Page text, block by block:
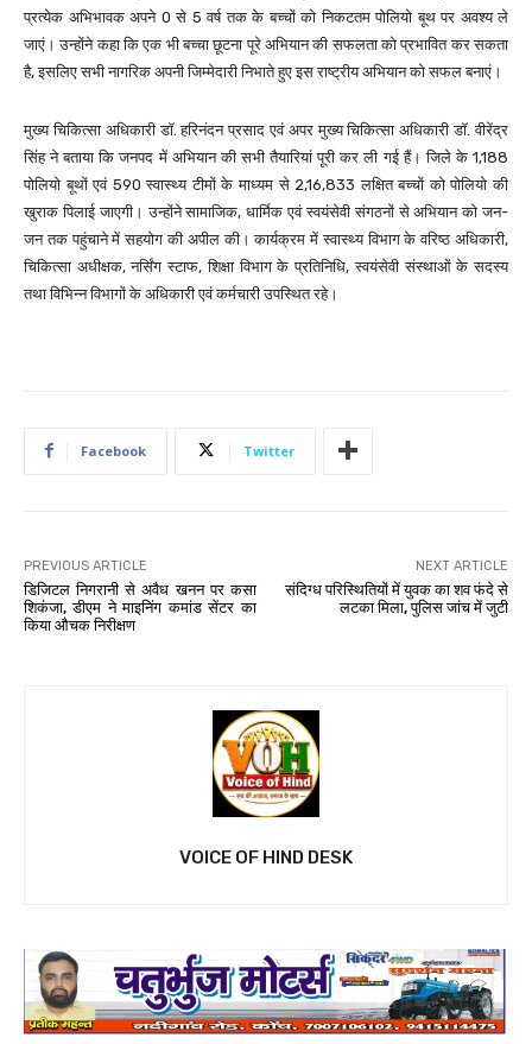
प्रत्येक अभिभावक अपने 0 से 5 वर्ष तक के बच्चों को निकटतम पोलियो बूथ पर अवश्य ले
जाएं। उन्होंने कहा कि एक भी बच्चा छूटना पूरे अभियान की सफलता को प्रभावित कर सकता
है, इसलिए सभी नागरिक अपनी जिम्मेदारी निभाते हुए इस राष्ट्रीय अभियान को सफल बनाएं।
मुख्य चिकित्सा अधिकारी डॉ. हरिनंदन प्रसाद एवं अपर मुख्य चिकित्सा अधिकारी डॉ. वीरेंद्र
सिंह ने बताया कि जनपद में अभियान की सभी तैयारियां पूरी कर ली गई हैं। जिले के 1,188
पोलियो बूथों एवं 590 स्वास्थ्य टीमों के माध्यम से 2,16,833 लक्षित बच्चों को पोलियो की
खुराक पिलाई जाएगी। उन्होंने सामाजिक, धार्मिक एवं स्वयंसेवी संगठनों से अभियान को जन-
जन तक पहुंचाने में सहयोग की अपील की। कार्यक्रम में स्वास्थ्य विभाग के वरिष्ठ अधिकारी,
चिकित्सा अधीक्षक, नर्सिंग स्टाफ, शिक्षा विभाग के प्रतिनिधि, स्वयंसेवी संस्थाओं के सदस्य
तथा विभिन्न विभागों के अधिकारी एवं कर्मचारी उपस्थित रहे।
Facebook Twitter
PREVIOUS ARTICLE
डिजिटल निगरानी से अवैध खनन पर कसा
शिकंजा, डीएम ने माइनिंग कमांड सेंटर का
किया औचक निरीक्षण
NEXT ARTICLE
संदिग्ध परिस्थितियों में युवक का शव फंदे से
लटका मिला, पुलिस जांच में जुटी
VOICE OF HIND DESK